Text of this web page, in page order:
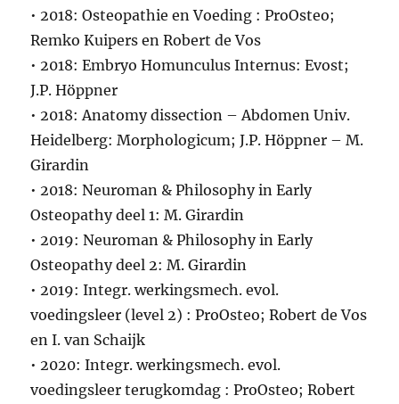
• 2018: Osteopathie en Voeding : ProOsteo;
Remko Kuipers en Robert de Vos
• 2018: Embryo Homunculus Internus: Evost;
J.P. Höppner
• 2018: Anatomy dissection – Abdomen Univ.
Heidelberg: Morphologicum; J.P. Höppner – M.
Girardin
• 2018: Neuroman & Philosophy in Early
Osteopathy deel 1: M. Girardin
• 2019: Neuroman & Philosophy in Early
Osteopathy deel 2: M. Girardin
• 2019: Integr. werkingsmech. evol.
voedingsleer (level 2) : ProOsteo; Robert de Vos
en I. van Schaijk
• 2020: Integr. werkingsmech. evol.
voedingsleer terugkomdag : ProOsteo; Robert